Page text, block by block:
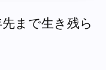
まで生き残ら